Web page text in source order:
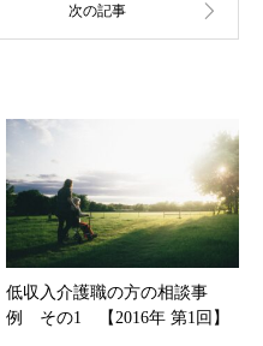
低収入介護職の方の相談事
例 その1 【2016年 第1回】